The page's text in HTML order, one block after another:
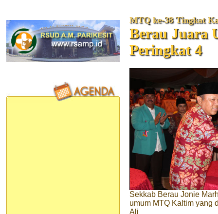
MTQ ke-38 Tingkat
Berau Juara
Peringkat 4
Sekkab Berau Jonie
umum MTQ Kaltim yang
Ali